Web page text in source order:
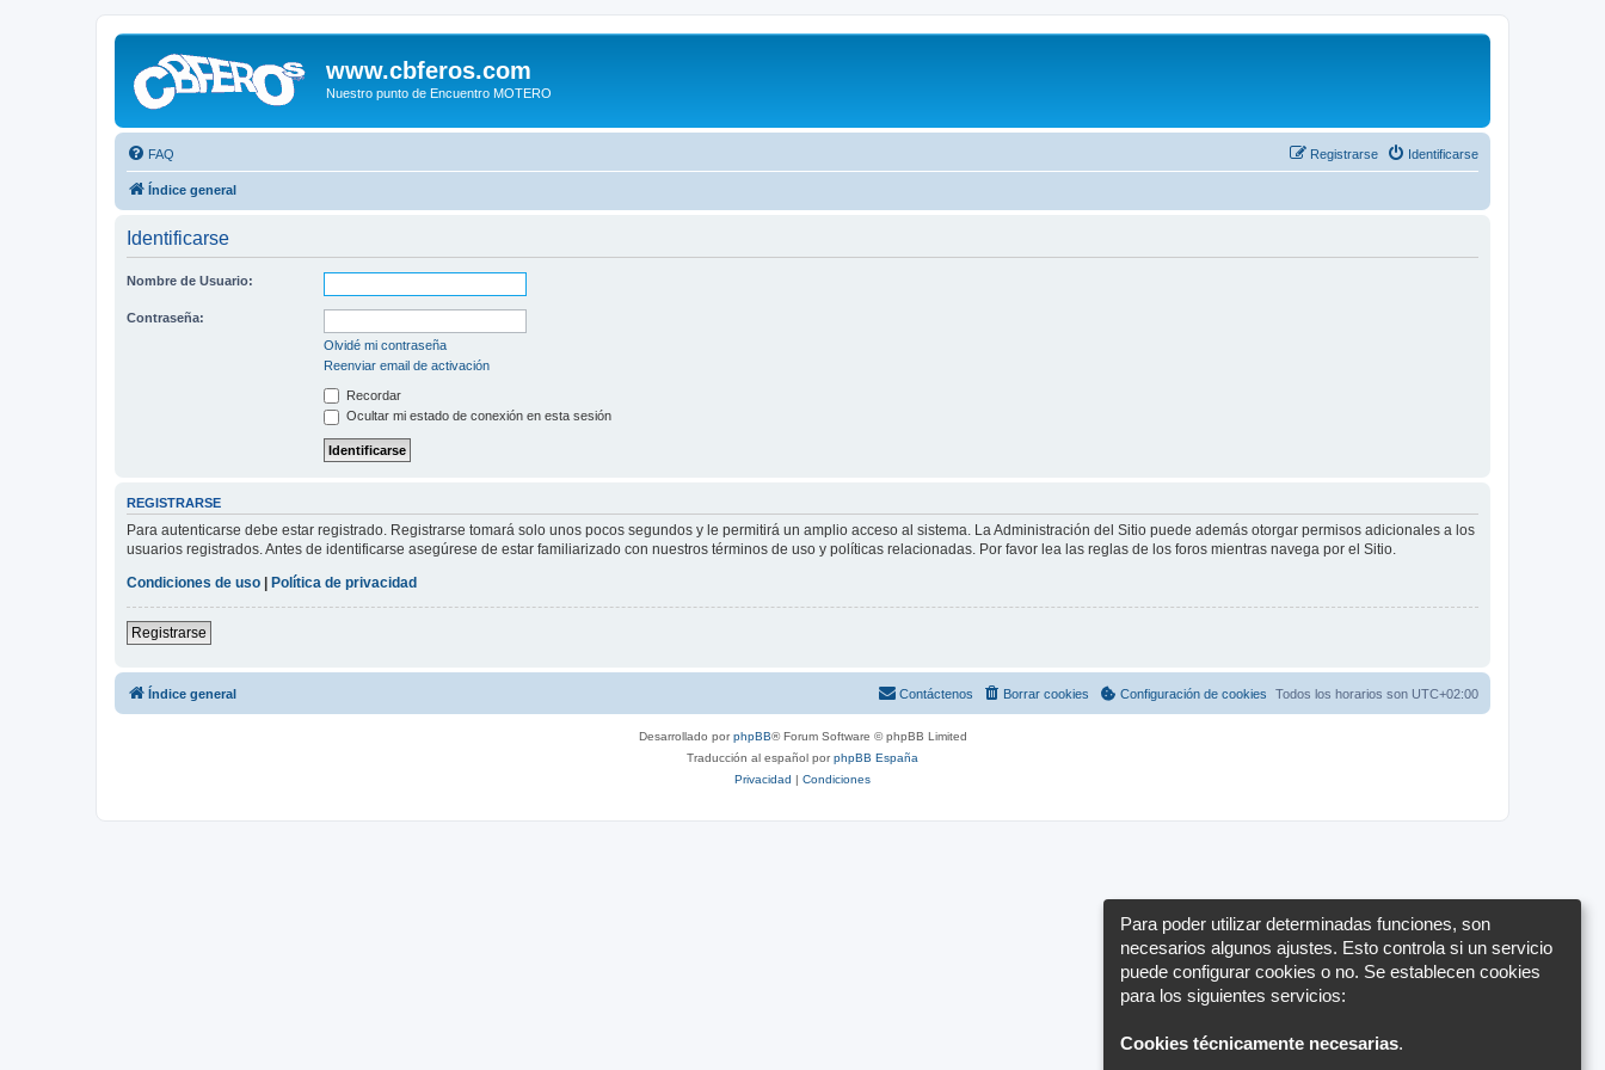
www.cbferos.com
Nuestro punto de Encuentro MOTERO
FAQ Identificarse
Registrarse
Índice general
Identificarse
Nombre de Usuario:
Contraseña:
Olvidé mi contraseña
Reenviar email de activación
Recordar
Ocultar mi estado de conexión en esta sesión
REGISTRARSE
Para autenticarse debe estar registrado. Registrarse tomará solo unos pocos segundos y le permitirá un amplio acceso al sistema. La Administración del Sitio puede además otorgar permisos adicionales a los
usuarios registrados. Antes de identificarse asegúrese de estar familiarizado con nuestros términos de uso y políticas relacionadas. Por favor lea las reglas de los foros mientras navega por el Sitio.
Condiciones de uso
Política de privacidad
Registrarse
Índice general Todos los horarios son UTC+02:00
Configuración de cookies
Borrar cookies
Contáctenos
Desarrollado porphpBB® Forum Software © phpBB Limited
Traducción al español porphpBB España
Privacidad | Condiciones
Para poder utilizar determinadas funciones, son
necesarios algunos ajustes. Esto controla si un servicio
puede configurar cookies o no. Se establecen cookies
para los siguientes servicios:
Cookies técnicamente necesarias.